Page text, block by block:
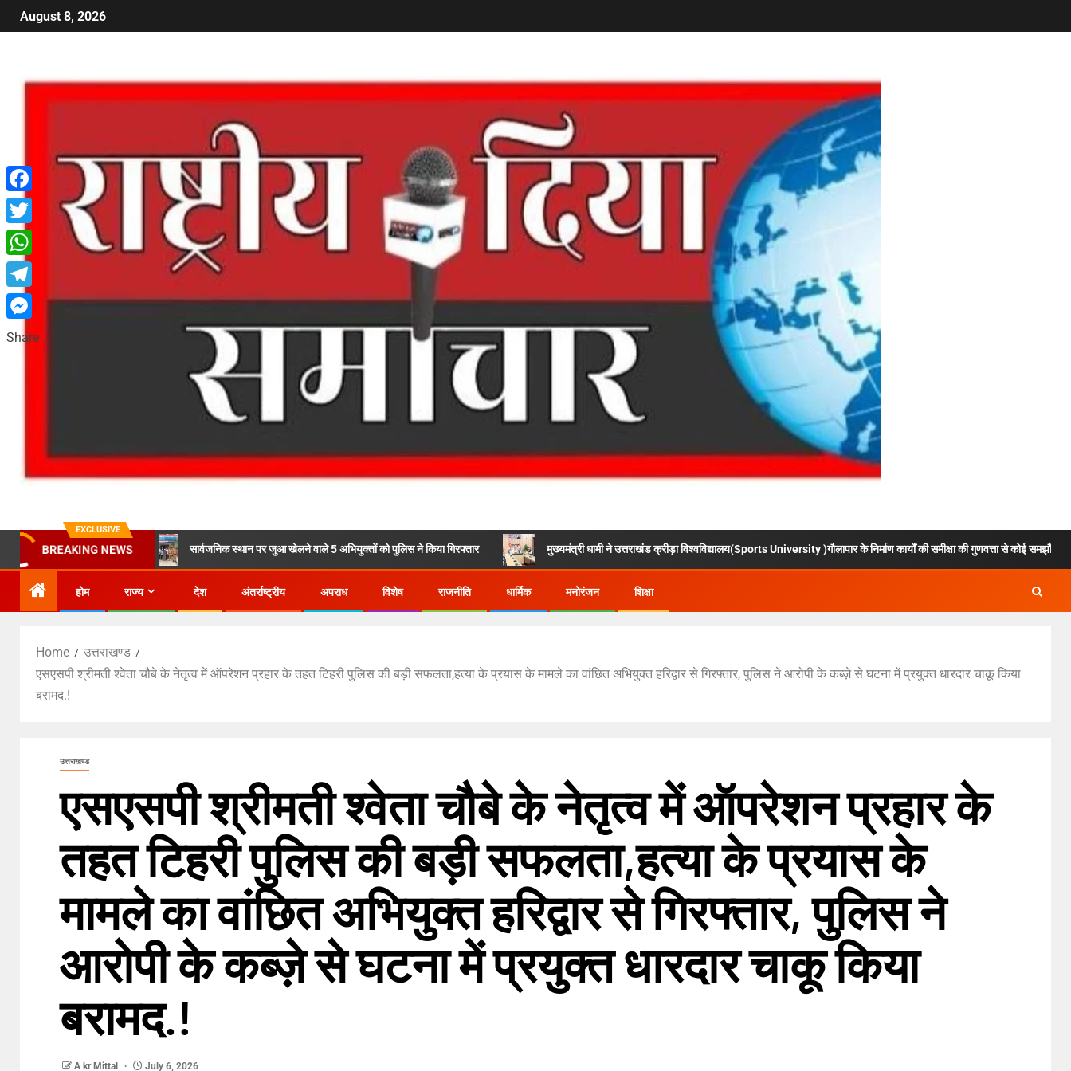
August 8, 2026
EXCLUSIVE
BREAKING NEWS
प्रोत्साहन। सार्वजनिक स्थान पर जुआ खेलने वाले 5 अभियुक्तों को पुलिस ने किया गिरफ्तार मुख्यमंत्री धामी ने उत्तराखंड क्रीड़ा विश्वविद्यालय(Sports University )गौलापार के निर्माण कार्यों की समीक्षा की गुणवत्ता से कोई समझौता नहीं, सभी कार्य
होम राज्य देश अंतर्राष्ट्रीय अपराध विशेष राजनीति धार्मिक मनोरंजन शिक्षा
Home
उत्तराखण्ड
एसएसपी श्रीमती श्वेता चौबे के नेतृत्व में ऑपरेशन प्रहार के तहत टिहरी पुलिस की बड़ी सफलता,हत्या के प्रयास के मामले का वांछित अभियुक्त हरिद्वार से गिरफ्तार, पुलिस ने आरोपी के कब्ज़े से घटना में प्रयुक्त धारदार चाकू किया
बरामद.!
उत्तराखण्ड
एसएसपी श्रीमती श्वेता चौबे के नेतृत्व में ऑपरेशन प्रहार के
तहत टिहरी पुलिस की बड़ी सफलता,हत्या के प्रयास के
मामले का वांछित अभियुक्त हरिद्वार से गिरफ्तार, पुलिस ने
आरोपी के कब्ज़े से घटना में प्रयुक्त धारदार चाकू किया
बरामद.!
A kr Mittal July 6, 2026
Facebook
Twitter
WhatsApp
Telegram
Messenger
Share